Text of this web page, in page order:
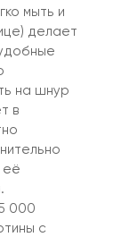
мыть и
делает
на шнур
в
её
000
с